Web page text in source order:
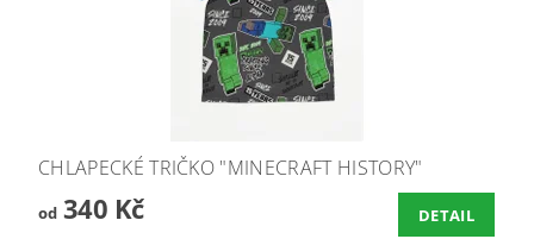
CHLAPECKÉ TRIČKO "MINECRAFT HISTORY"
od340 Kč DETAIL